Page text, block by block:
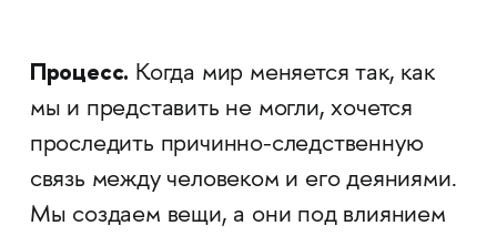
Процесс. Когда мир меняется так, как
мы и представить не могли, хочется
проследить причинно-следственную
связь между человеком и его деяниями.
Мы создаем вещи, а они под влиянием